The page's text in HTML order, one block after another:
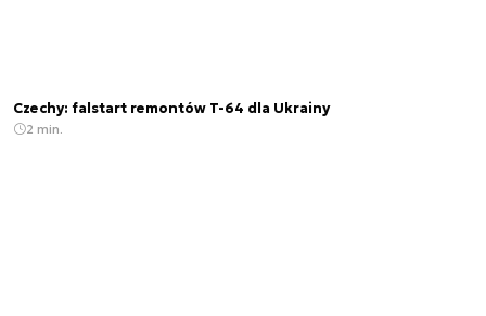
Czechy: falstart remontów T-64 dla Ukrainy
2 min.